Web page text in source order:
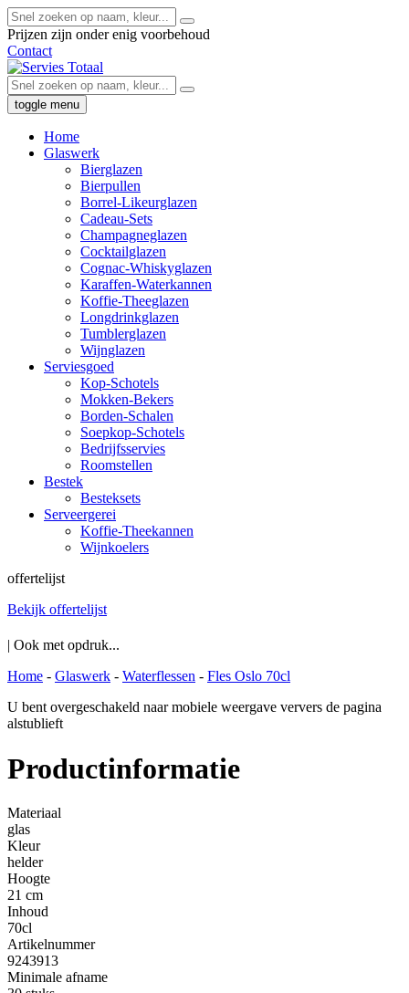
Prijzen zijn onder enig voorbehoud
Contact
toggle menu
Home
Glaswerk
Bierglazen
Bierpullen
Borrel-Likeurglazen
Cadeau-Sets
Champagneglazen
Cocktailglazen
Cognac-Whiskyglazen
Karaffen-Waterkannen
Koffie-Theeglazen
Longdrinkglazen
Tumblerglazen
Wijnglazen
Serviesgoed
Kop-Schotels
Mokken-Bekers
Borden-Schalen
Soepkop-Schotels
Bedrijfsservies
Roomstellen
Bestek
Besteksets
Serveergerei
Koffie-Theekannen
Wijnkoelers
offertelijst
Bekijk offertelijst
| Ook met opdruk...
Home - Glaswerk - Waterflessen - Fles Oslo 70cl
U bent overgeschakeld naar mobiele weergave ververs de pagina
alstublieft
Productinformatie
Materiaal
glas
Kleur
helder
Hoogte
21 cm
Inhoud
70cl
Artikelnummer
9243913
Minimale afname